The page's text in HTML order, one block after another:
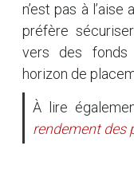
n’est pas à
préfère
vers des fonds
horizon de
À lire
rendement des